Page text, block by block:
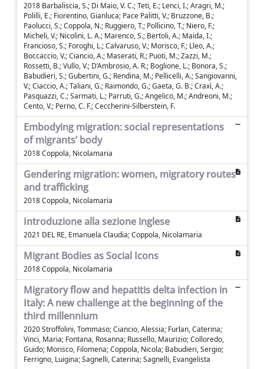
2018 Barbaliscia, S.; Di Maio, V. C.; Teti, E.; Lenci, I.; Aragri, M.;
Polilli, E.; Fiorentino, Gianluca; Pace Palitti, V.; Bruzzone, B.;
Paolucci, S.; Coppola, N.; Ruggiero, T.; Pollicino, T.; Niero, F.;
Micheli, V.; Nicolini, L. A.; Marenco, S.; Bertoli, A.; Maida, I.;
Francioso, S.; Foroghi, L.; Calvaruso, V.; Morisco, F.; Lleo, A.;
Boccaccio, V.; Ciancio, A.; Maserati, R.; Puoti, M.; Zazzi, M.;
Rossetti, B.; Vullo, V.; D’Ambrosio, A. R.; Boglione, L.; Bonora, S.;
Babudieri, S.; Gubertini, G.; Rendina, M.; Pellicelli, A.; Sangiovanni,
V.; Ciaccio, A.; Taliani, G.; Raimondo, G.; Gaeta, G. B.; Craxì, A.;
Pasquazzi, C.; Sarmati, L.; Parruti, G.; Angelico, M.; Andreoni, M.;
Cento, V.; Perno, C. F.; Ceccherini-Silberstein, F.
Embodying migration: social representations
of migrants’ body
2018 Coppola, Nicolamaria
Gendering migration: women, migratory routes
and trafficking
2018 Coppola, Nicolamaria
Introduzione alla sezione inglese
2021 DEL RE, Emanuela Claudia; Coppola, Nicolamaria
Migrant Bodies as Social Icons
2018 Coppola, Nicolamaria
Migratory flow and hepatitis delta infection in
Italy: A new challenge at the beginning of the
third millennium
2020 Stroffolini, Tommaso; Ciancio, Alessia; Furlan, Caterina;
Vinci, Maria; Fontana, Rosanna; Russello, Maurizio; Colloredo,
Guido; Morisco, Filomena; Coppola, Nicola; Babudieri, Sergio;
Ferrigno, Luigina; Sagnelli, Caterina; Sagnelli, Evangelista